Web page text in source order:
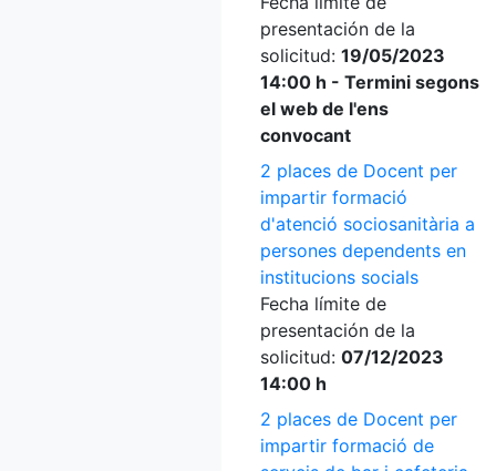
presentación de la
solicitud: 19/05/2023
14:00 h - Termini segons
el web de l'ens
convocant
2 places de Docent per
impartir formació
d'atenció sociosanitària a
persones dependents en
institucions socials
Fecha límite de
presentación de la
solicitud: 07/12/2023
14:00 h
2 places de Docent per
impartir formació de